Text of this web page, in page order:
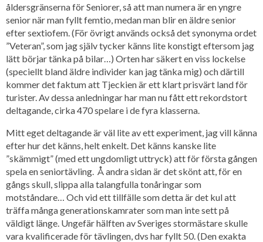
åldersgränserna för Seniorer, så att man numera är en yngre
senior när man fyllt femtio, medan man blir en äldre senior
efter sextiofem. (För övrigt används också det synonyma ordet
”Veteran”, som jag själv tycker känns lite konstigt eftersom jag
lätt börjar tänka på bilar…) Orten har säkert en viss lockelse
(speciellt bland äldre individer kan jag tänka mig) och därtill
kommer det faktum att Tjeckien är ett klart prisvärt land för
turister. Av dessa anledningar har man nu fått ett rekordstort
deltagande, cirka 470 spelare i de fyra klasserna.
Mitt eget deltagande är väl lite av ett experiment, jag vill känna
efter hur det känns, helt enkelt. Det känns kanske lite
”skämmigt” (med ett ungdomligt uttryck) att för första gången
spela en seniortävling. Å andra sidan är det skönt att, för en
gångs skull, slippa alla talangfulla tonåringar som
motståndare… Och vid ett tillfälle som detta är det kul att
träffa många generationskamrater som man inte sett på
väldigt länge. Ungefär hälften av Sveriges stormästare skulle
vara kvalificerade för tävlingen, dvs har fyllt 50. (Den exakta